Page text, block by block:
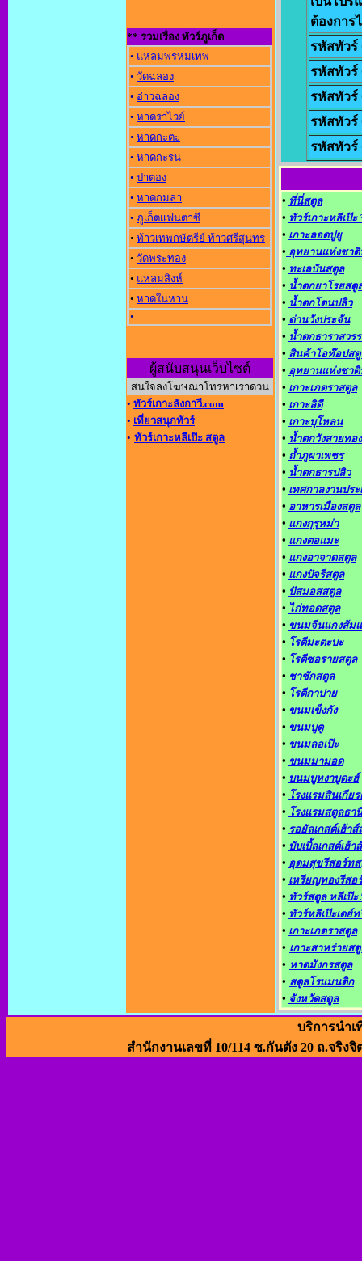
** รวมเรื่อง ทัวร์ภูเก็ต
• แหลมพรหมเทพ
• วัดฉลอง
• อ่าวฉลอง
• หาดราไวย์
• หาดกะตะ
• หาดกะรน
• ป่าตอง
• หาดกมลา
• ภูเก็ตแฟนตาซี
• ท้าวเทพกษัตรีย์ ท้าวศรีสุนทร
• วัดพระทอง
• แหลมสิงห์
• หาดในหาน
•
ผู้สนับสนุนเว็บไซต์
สนใจลงโฆษณาโทรหาเราด่วน
• ทัวร์เกาะลังกาวี.com
• เที่ยวสนุกทัวร์
• ทัวร์เกาะหลีเป๊ะ สตูล
ต้องการ
รหัสทัวร์
รหัสทัวร์
รหัสทัวร์
รหัสทัวร์
รหัสทัวร์
• ที่นี่สตูล
• ทัวร์เกาะหลีเป๊
• เกาะลอดปูยู
• อุทยานแห่งชาติ
• ทะเลบันสตูล
• น้ำตกยาโรยสตู
• น้ำตกโตนปลิว
• ด่านวังประจัน
• น้ำตกธาราสวร
• สินค้าโอท๊อปส
• อุทยานแห่งชาติ
• เกาะเภตราสตูล
• เกาะลิดี
• เกาะบุโหลน
• น้ำตกวังสายทอง
• ถ้ำภูผาเพชร
• น้ำตกธารปลิว
• เทศกาลงานปร
• อาหารเมืองสตูล
• แกงกุรุหม่า
• แกงตอแมะ
• แกงอาจาดสตูล
• แกงปัจรีสตูล
• ปัสมอสสตูล
• ไก่ทอดสตูล
• ขนมจีนแกงส้ม
• โรตีมะตะบะ
• โรตีซอรายสตูล
• ชาชักสตูล
• โรตีกาปาย
• ขนมเข็งกัง
• ขนมบูตู
• ขนมลอเป๊ะ
• ขนมมามอด
• บนมบูหงาบูดะฮ์
• โรงแรมสินเกีย
• โรงแรมสตูลธานี
• รอยัลเกสต์เฮ้าส์
• บับเบิ้ลเกสต์เฮ้าส์
• อุดมสุขรีสอร์ท
• เหรียญทองรีสอ
• ทัวร์สตูล หลีเป๊ะ
• ทัวร์หลีเป๊ะเดย์ท
• เกาะเภตราสตูล
• เกาะสาหร่ายส
• หาดมังกรสตูล
• สตูลโรแมนติก
• จังหวัดสตูล
บริการนำเ
สำนักงานเลขที่ 10/114 ซ.กันตัง 20 ถ.จริงจิ